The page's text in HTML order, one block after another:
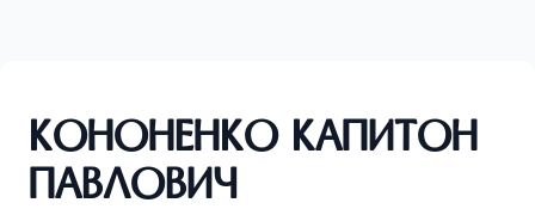
Кононенко Капитон
Павлович